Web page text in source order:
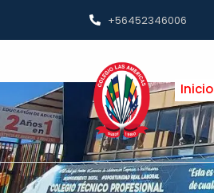
+56452346006
Inicio